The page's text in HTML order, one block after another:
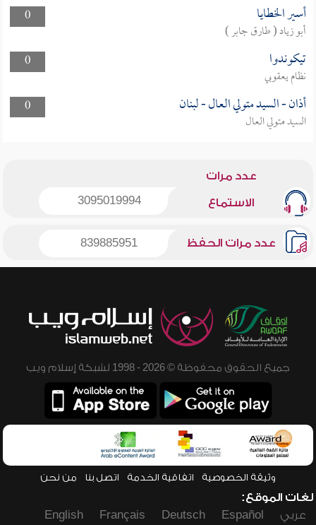
0
أسير الخطايا
أبو زياد ( طارق جابر )
0
تيكوندوا
نظام يعقوبي
0
أذان - السيد متولي العال - لبنان
السيد متولي العال
عدد مرات
الاستماع 3095019994
عدد مرات الحفظ 839885951
جميع الحقوق محفوظة © 2026 - 1998 لشبكة إسلام ويب
وثيقة الخصوصية اتفاقية الخدمة اتصل بنا من نحن
لغات الموقع:
عربي
Español
Deutsch
Français
English